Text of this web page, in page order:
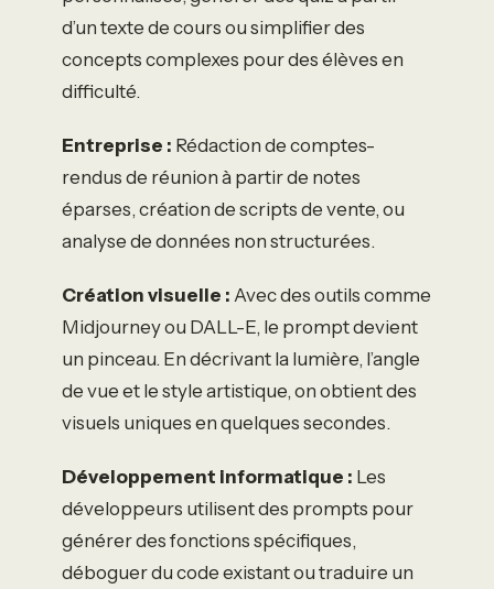
d’un texte de cours ou simplifier des
concepts complexes pour des élèves en
difficulté.
Entreprise : Rédaction de comptes-
rendus de réunion à partir de notes
éparses, création de scripts de vente, ou
analyse de données non structurées.
Création visuelle : Avec des outils comme
Midjourney ou DALL-E, le prompt devient
un pinceau. En décrivant la lumière, l’angle
de vue et le style artistique, on obtient des
visuels uniques en quelques secondes.
Développement informatique : Les
développeurs utilisent des prompts pour
générer des fonctions spécifiques,
déboguer du code existant ou traduire un